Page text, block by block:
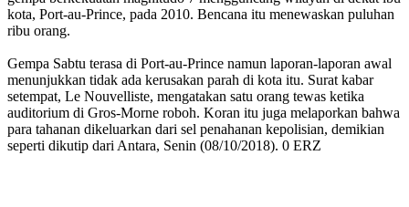
kota, Port-au-Prince, pada 2010. Bencana itu menewaskan puluhan
ribu orang.
Gempa Sabtu terasa di Port-au-Prince namun laporan-laporan awal
menunjukkan tidak ada kerusakan parah di kota itu. Surat kabar
setempat, Le Nouvelliste, mengatakan satu orang tewas ketika
auditorium di Gros-Morne roboh. Koran itu juga melaporkan bahwa
para tahanan dikeluarkan dari sel penahanan kepolisian, demikian
seperti dikutip dari Antara, Senin (08/10/2018). 0 ERZ